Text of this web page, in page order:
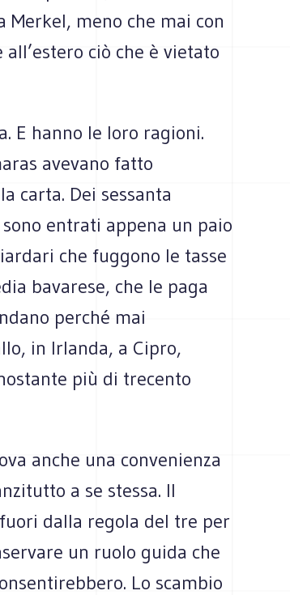
meno che mai con
ciò che è vietato
E hanno le loro ragioni.
avevano fatto
carta. Dei sessanta
entrati appena un paio
che fuggono le tasse
bavarese, che le paga
perché mai
in Irlanda, a Cipro,
più di trecento
anche una convenienza
a se stessa. Il
dalla regola del tre per
un ruolo guida che
Lo scambio